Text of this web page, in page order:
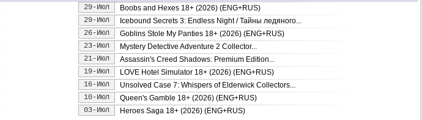
29-Июл
Boobs and Hexes 18+ (2026) (ENG+RUS)
29-Июл
Icebound Secrets 3: Endless Night / Тайны ледяного...
26-Июл
Goblins Stole My Panties 18+ (2026) (ENG+RUS)
23-Июл
Mystery Detective Adventure 2 Collector...
21-Июл
Assassin's Creed Shadows: Premium Edition...
19-Июл
LOVE Hotel Simulator 18+ (2026) (ENG+RUS)
16-Июл
Unsolved Case 7: Whispers of Elderwick Collectors...
10-Июл
Queen's Gamble 18+ (2026) (ENG+RUS)
03-Июл
Heroes Saga 18+ (2026) (ENG+RUS)